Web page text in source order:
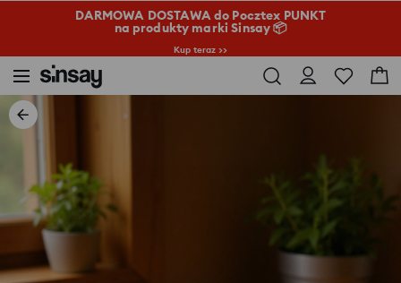
DARMOWA DOSTAWA do Pocztex PUNKT
na produkty marki Sinsay 📦
Kup teraz >>